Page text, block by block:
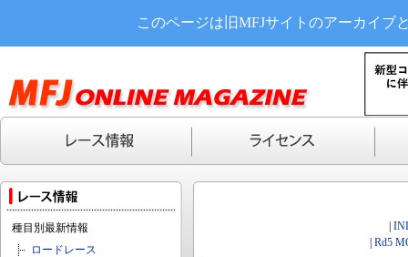
このページは旧MFJサイトのアーカイブ
種目別最新情報
ロードレース
Rd5